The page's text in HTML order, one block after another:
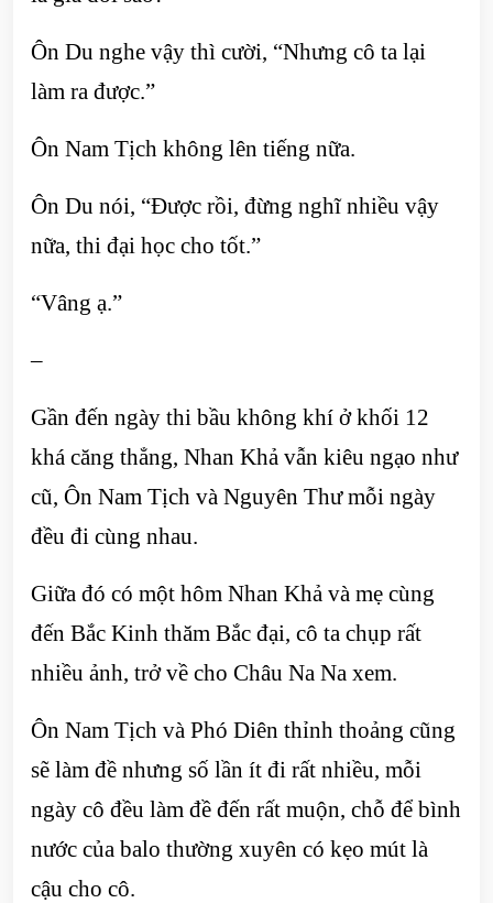
Ôn Du nghe vậy thì cười, “Nhưng cô ta lại
làm ra được.”
Ôn Nam Tịch không lên tiếng nữa.
Ôn Du nói, “Được rồi, đừng nghĩ nhiều vậy
nữa, thi đại học cho tốt.”
“Vâng ạ.”
–
Gần đến ngày thi bầu không khí ở khối 12
khá căng thẳng, Nhan Khả vẫn kiêu ngạo như
cũ, Ôn Nam Tịch và Nguyên Thư mỗi ngày
đều đi cùng nhau.
Giữa đó có một hôm Nhan Khả và mẹ cùng
đến Bắc Kinh thăm Bắc đại, cô ta chụp rất
nhiều ảnh, trở về cho Châu Na Na xem.
Ôn Nam Tịch và Phó Diên thỉnh thoảng cũng
sẽ làm đề nhưng số lần ít đi rất nhiều, mỗi
ngày cô đều làm đề đến rất muộn, chỗ để bình
nước của balo thường xuyên có kẹo mút là
cậu cho cô.